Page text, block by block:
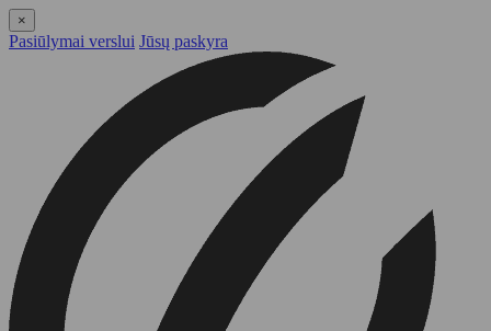
×
Pasiūlymai verslui Jūsų paskyra